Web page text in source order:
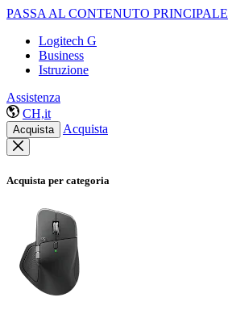
PASSA AL CONTENUTO PRINCIPALE
Logitech G
Business
Istruzione
Assistenza
CH,it
Acquista Acquista
Acquista per categoria